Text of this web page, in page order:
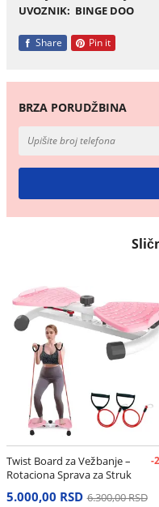
UVOZNIK: BINGE DOO
Share Pin it
BRZA PORUDŽBINA
Twist Board za Vežbanje –
Rotaciona Sprava za Struk
-
5.000,00 RSD 6.300,00 RSD